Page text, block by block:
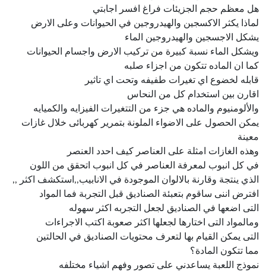
هل معظم حجم الجزيئات فراغ افسر اجابتي
لماذا يكثر الاكسجين والهيدروجين في الحيوانات وعلى الارض
يشكل الاجسجين والهيدروجين الماء
ويشكل الماء نسبة كبيرة من تركيب الارض واجسام الحيوانات
كما ان الماده تتكون من اجزاء صلبه
قابله لخضوع اي تغيرات طفيفه وتحت اي تاثير
اقارن بين استخدام كل من النحاس
والألومنيوم والماده هي جزء من التتغيرات الفيزايه والكميايه
يمكن الحصول على الاضواء الملونة بتمرير كهربائى خلال غازات
معينة
وهذه الغازات امثلة على العناصر كيف احدد العنصر
في كل انبوب لمعرفة العناصر في كل انبوب اتحقق من اللون
الذي ينتجة وقارنة بالالوان الموجودة في الانابيب,,استكشف اكثر ,,
افترض اننى ساقوم بتعبئة الصناديق قبل التجربة فما المواد
التى اضعها في الصناديق لجعل التجربه اكثر سهوله
ومالمواد التى اختارها لجعلها اكثر صعوبة اكتب الاجراءات
التى يمكن القيام بها لتعرف محتويات الصناديق في الحالتين
مما تتكون المادة؟
نموذج اللعبة يساعدني على تصور وفهم اشياء مختلفه